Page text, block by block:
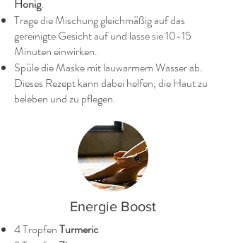
Honig.
Trage die Mischung gleichmäßig auf das
gereinigte Gesicht auf und lasse sie 10-15
Minuten einwirken.
Spüle die Maske mit lauwarmem Wasser ab.
Dieses Rezept kann dabei helfen, die Haut zu
beleben und zu pflegen.
Energie Boost
4 TropfenTurmeric